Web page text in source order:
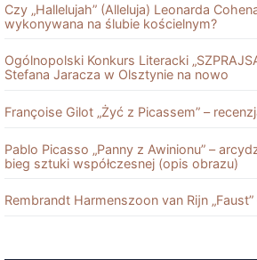
Czy „Hallelujah” (Alleluja) Leonarda
wykonywana na ślubie kościelnym?
Ogólnopolski Konkurs Literacki
Stefana Jaracza w Olsztynie na nowo
Françoise Gilot „Żyć z Picassem” –
Pablo Picasso „Panny z Awinionu” –
bieg sztuki współczesnej (opis obrazu)
Rembrandt Harmenszoon van Rĳn